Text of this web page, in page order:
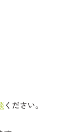
ください。